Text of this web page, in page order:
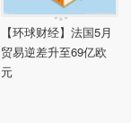
【环球财经】法国5月
贸易逆差升至69亿欧
元